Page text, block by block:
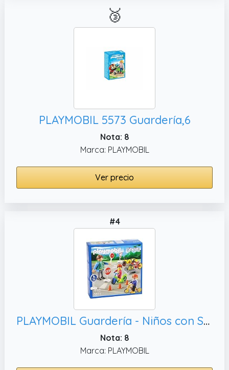
🥉
PLAYMOBIL 5573 Guardería,6
Nota: 8
Marca: PLAYMOBIL
Ver precio
#4
PLAYMOBIL Guardería - Niños con Seguridad Vial, playset (5571)
Nota: 8
Marca: PLAYMOBIL